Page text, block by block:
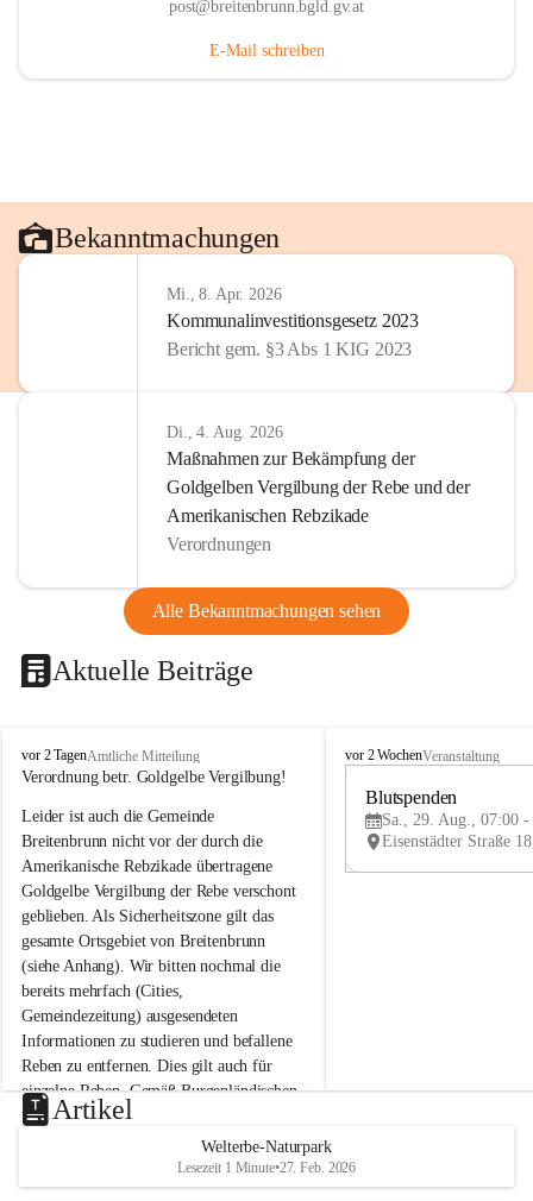
post@breitenbrunn.bgld.gv.at
E-Mail schreiben
Bekanntmachungen
Mi., 8. Apr. 2026
Kommunalinvestitionsgesetz 2023
Bericht gem. §3 Abs 1 KIG 2023
Di., 4. Aug. 2026
Maßnahmen zur Bekämpfung der
Goldgelben Vergilbung der Rebe und der
Amerikanischen Rebzikade
Verordnungen
Alle Bekanntmachungen sehen
Aktuelle Beiträge
B
r
i
t
e
n
b
r
u
n
n
a
m
N
e
u
s
d
vor 2 TagenAmtliche Mitteilung
Verordnung betr. Goldgelbe Vergilbung!
Leider ist auch die Gemeinde
Breitenbrunn nicht vor der durch die
Amerikanische Rebzikade übertragene
Goldgelbe Vergilbung der Rebe verschont
geblieben. Als Sicherheitszone gilt das
gesamte Ortsgebiet von Breitenbrunn
(siehe Anhang). Wir bitten nochmal die
bereits mehrfach (Cities,
Gemeindezeitung) ausgesendeten
Informationen zu studieren und befallene
Reben zu entfernen. Dies gilt auch für
einzelne Reben. Gemäß Burgenländischen
Weinbaugesetz sind nicht gepflegte oder
unzulässige Weingärten zu roden! Bitte
helfen wir zusammen um unsere Winzer
vor den prognostizierten Ernteausfällen
B
e
u
e
d
vor 2 WochenVeranstaltung
Blutspenden
Sa., 29. Aug., 07:00 -
Artikel
Welterbe-Naturpark
Lesezeit 1 Minute•27. Feb. 2026